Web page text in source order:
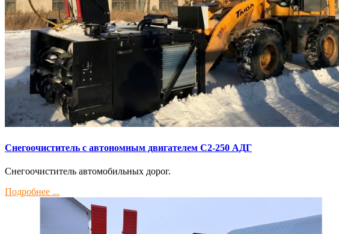
Снегоочиститель с автономным двигателем С2-250 АДГ
Снегоочиститель автомобильных дорог.
Подробнее ...